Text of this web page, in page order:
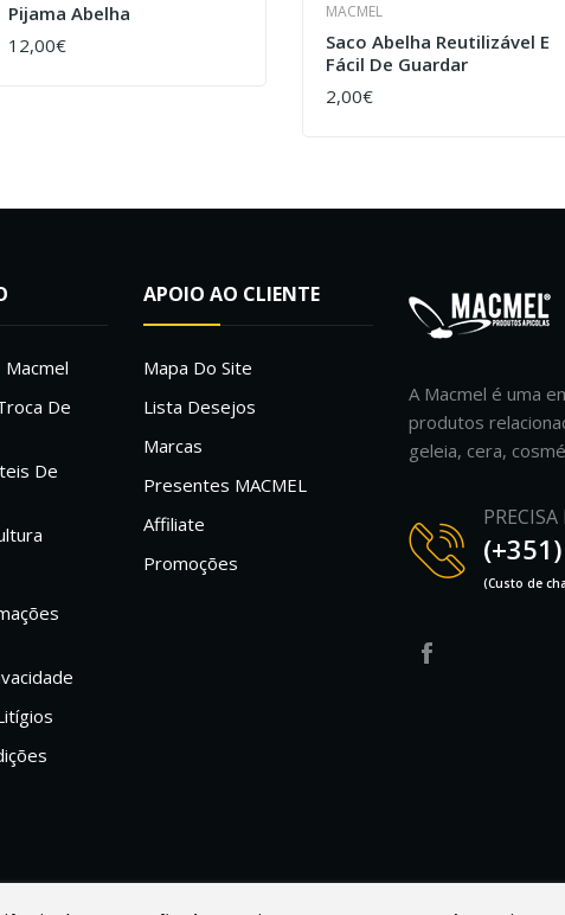
Pijama Abelha
12,00€
COMPRAR
MACMEL
Saco Abelha Reutilizável E
Fácil De Guardar
2,00€
COMPRAR
Macmel
De
De
APOIO AO CLIENTE
Mapa Do Site
Lista Desejos
Marcas
Presentes MACMEL
Affiliate
Promoções
A Macmel é uma
produtos
geleia, cera,
(Custo de